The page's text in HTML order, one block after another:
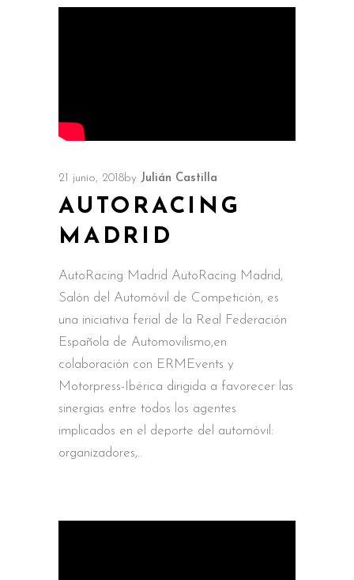
21 junio, 2018by Julián Castilla
AUTORACING
MADRID
AutoRacing Madrid AutoRacing Madrid,
Salón del Automóvil de Competición, es
una iniciativa ferial de la Real Federación
Española de Automovilismo,en
colaboración con ERMEvents y
Motorpress-Ibérica dirigida a favorecer las
sinergias entre todos los agentes
implicados en el deporte del automóvil:
organizadores,